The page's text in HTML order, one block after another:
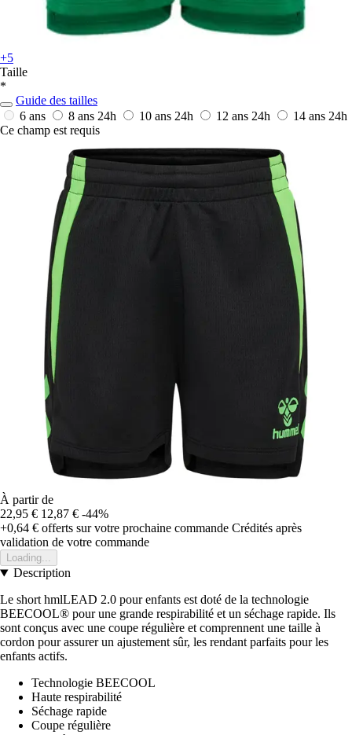
+5
Taille
*
Guide des tailles
6 ans
8 ans 24h 10 ans 24h 12 ans 24h 14 ans 24h
Ce champ est requis
À partir de
22,95 € 12,87 € -44%
+0,64 € offerts sur votre prochaine commande Crédités après
validation de votre commande
Loading...
Description
Le short hmlLEAD 2.0 pour enfants est doté de la technologie
BEECOOL® pour une grande respirabilité et un séchage rapide. Ils
sont conçus avec une coupe régulière et comprennent une taille à
cordon pour assurer un ajustement sûr, les rendant parfaits pour les
enfants actifs.
Technologie BEECOOL
Haute respirabilité
Séchage rapide
Coupe régulière